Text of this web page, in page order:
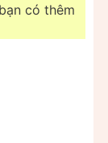
có thêm